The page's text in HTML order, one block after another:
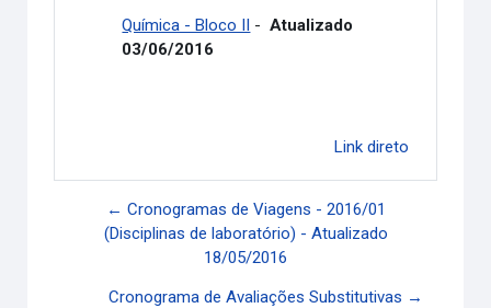
Química - Bloco II - Atualizado
03/06/2016
Link direto
← Cronogramas de Viagens - 2016/01
(Disciplinas de laboratório) - Atualizado
18/05/2016
Cronograma de Avaliações Substitutivas →